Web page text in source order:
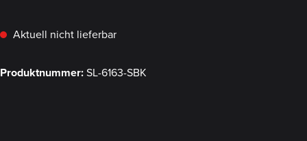
Aktuell nicht lieferbar
Produktnummer:SL-6163-SBK